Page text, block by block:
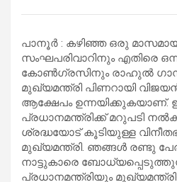
പാനൂര്‍ : കഴിഞ്ഞ ഒരു
സംഘപരിവാറിനും എതിരെ
കോണ്‍ഗ്രസിനും രാഹുല്‍
മുഖ്യമന്ത്രി പിണറായി
ആക്ഷേപം ഉന്നയിക്കുകയാണ്.
പ്രധാനമന്ത്രിക്ക് മറുപടി
ശ്രദ്ധയോട് കൂടിയുള്ള
മുഖ്യമന്ത്രി. ഞങ്ങള്‍ രണ്ടു
നാട്ടുകാരെ
പ്രധാനമന്ത്രിയും